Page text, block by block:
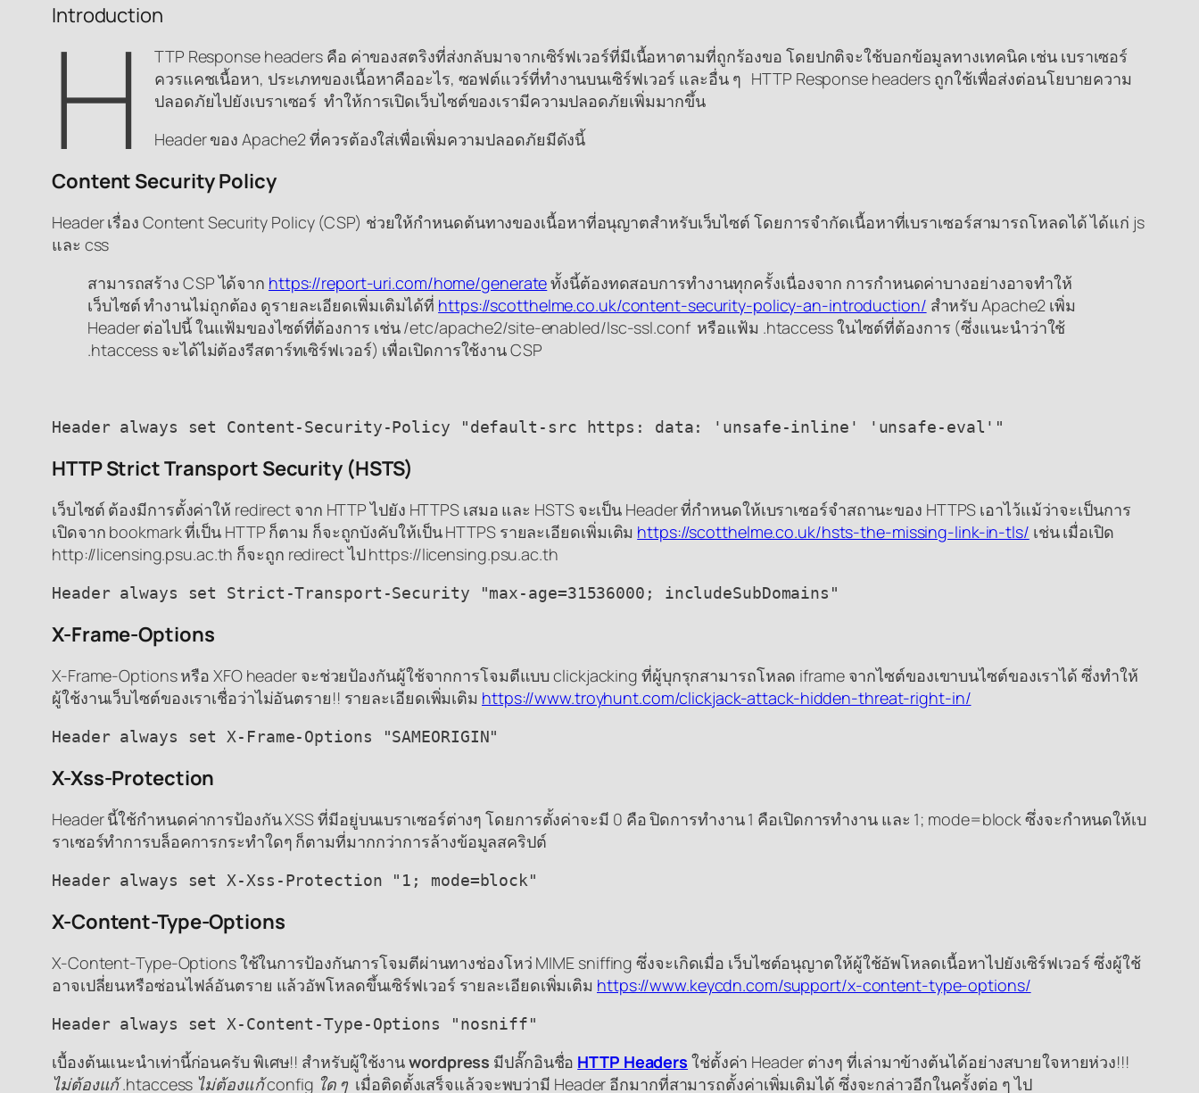
Introduction
H
TTP Response headers คือ ค่าของสตริงที่ส่งกลับมาจากเซิร์ฟเวอร์ที่มีเนื้อหาตามที่ถูกร้องขอ โดยปกติจะใช้บอกข้อมูลทางเทคนิค เช่น เบราเซอร์
ควรแคชเนื้อหา, ประเภทของเนื้อหาคืออะไร, ซอฟต์แวร์ที่ทำงานบนเซิร์ฟเวอร์ และอื่น ๆ HTTP Response headers ถูกใช้เพื่อส่งต่อนโยบายความ
ปลอดภัยไปยังเบราเซอร์ ทำให้การเปิดเว็บไซต์ของเรามีความปลอดภัยเพิ่มมากขึ้น
Header ของ Apache2 ที่ควรต้องใส่เพื่อเพิ่มความปลอดภัยมีดังนี้
Content Security Policy
Header เรื่อง Content Security Policy (CSP) ช่วยให้กำหนดต้นทางของเนื้อหาที่อนุญาตสำหรับเว็บไซต์ โดยการจำกัดเนื้อหาที่เบราเซอร์สามารถโหลดได้ ได้แก่ js
และ css
สามารถสร้าง CSP ได้จาก https://report-uri.com/home/generateทั้งนี้ต้องทดสอบการทำงานทุกครั้งเนื่องจาก การกำหนดค่าบางอย่างอาจทำให้
เว็บไซต์ ทำงานไม่ถูกต้อง ดูรายละเอียดเพิ่มเติมได้ที่ https://scotthelme.co.uk/content-security-policy-an-introduction/ สำหรับ Apache2 เพิ่ม
Header ต่อไปนี้ ในแฟ้มของไซต์ที่ต้องการ เช่น /etc/apache2/site-enabled/lsc-ssl.conf หรือแฟ้ม .htaccess ในไซต์ที่ต้องการ (ซึ่งแนะนำว่าใช้
.htaccess จะได้ไม่ต้องรีสตาร์ทเซิร์ฟเวอร์) เพื่อเปิดการใช้งาน CSP
Header always set Content-Security-Policy "default-src https: data: 'unsafe-inline' 'unsafe-eval'"
HTTP Strict Transport Security (HSTS)
เว็บไซต์ ต้องมีการตั้งค่าให้ redirect จาก HTTP ไปยัง HTTPS เสมอ และ HSTS จะเป็น Header ที่กำหนดให้เบราเซอร์จำสถานะของ HTTPS เอาไว้แม้ว่าจะเป็นการ
เปิดจาก bookmark ที่เป็น HTTP ก็ตาม ก็จะถูกบังคับให้เป็น HTTPS รายละเอียดเพิ่มเติม https://scotthelme.co.uk/hsts-the-missing-link-in-tls/ เช่น เมื่อเปิด
http://licensing.psu.ac.th ก็จะถูก redirect ไป https://licensing.psu.ac.th
Header always set Strict-Transport-Security "max-age=31536000; includeSubDomains"
X-Frame-Options
X-Frame-Options หรือ XFO header จะช่วยป้องกันผู้ใช้จากการโจมตีแบบ clickjacking ที่ผู้บุกรุกสามารถโหลด iframe จากไซต์ของเขาบนไซต์ของเราได้ ซึ่งทำให้
ผู้ใช้งานเว็บไซต์ของเราเชื่อว่าไม่อันตราย!! รายละเอียดเพิ่มเติม https://www.troyhunt.com/clickjack-attack-hidden-threat-right-in/
Header always set X-Frame-Options "SAMEORIGIN"
X-Xss-Protection
Header นี้ใช้กำหนดค่าการป้องกัน XSS ที่มีอยู่บนเบราเซอร์ต่างๆ โดยการตั้งค่าจะมี 0 คือ ปิดการทำงาน 1 คือเปิดการทำงาน และ 1; mode=block ซึ่งจะกำหนดให้เบ
ราเซอร์ทำการบล็อคการกระทำใดๆ ก็ตามที่มากกว่าการล้างข้อมูลสคริปต์
Header always set X-Xss-Protection "1; mode=block"
X-Content-Type-Options
X-Content-Type-Options ใช้ในการป้องกันการโจมตีผ่านทางช่องโหว่ MIME sniffing ซึ่งจะเกิดเมื่อ เว็บไซต์อนุญาตให้ผู้ใช้อัพโหลดเนื้อหาไปยังเซิร์ฟเวอร์ ซึ่งผู้ใช้
อาจเปลี่ยนหรือซ่อนไฟล์อันตราย แล้วอัพโหลดขึ้นเซิร์ฟเวอร์ รายละเอียดเพิ่มเติม https://www.keycdn.com/support/x-content-type-options/
Header always set X-Content-Type-Options "nosniff"
เบื้องต้นแนะนำเท่านี้ก่อนครับ พิเศษ!! สำหรับผู้ใช้งานwordpress มีปลั๊กอินชื่อ HTTP Headers ใช่ตั้งค่า Header ต่างๆ ที่เล่ามาข้างต้นได้อย่างสบายใจหายห่วง!!!
ไม่ต้องแก้ .htaccess ไม่ต้องแก้ config ใด ๆ เมื่อติดตั้งเสร็จแล้วจะพบว่ามี Header อีกมากที่สามารถตั้งค่าเพิ่มเติมได้ ซึ่งจะกล่าวอีกในครั้งต่อ ๆ ไป